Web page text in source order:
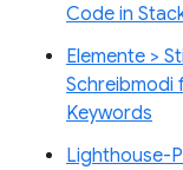
Code in
Elemente >
Schreibmodi
Keywords
Lighthouse-